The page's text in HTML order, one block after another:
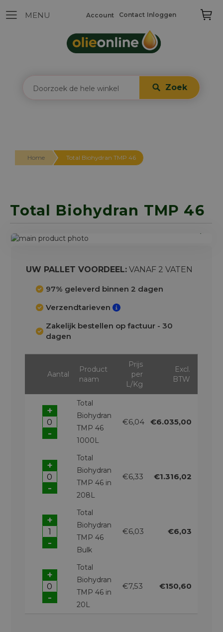
Zoek
Contact Inloggen
Account
Home Total Biohydran TMP 46
Total Biohydran TMP 46
Ga
einde
afbeeldingen-
UW PALLET VOORDEEL: VANAF 2 VATEN
97% geleverd binnen 2 dagen
Verzendtarieven
Zakelijk bestellen op factuur - 30
dagen
Aantal
Product
naam
Prijs
per
L/Kg
Excl.
BTW
-
+
Total
Biohydran
TMP 46
1000L
€6,04 €6.035,00
-
+
Total
Biohydran
TMP 46 in
208L
€6,33 €1.316,02
-
+
Total
Biohydran
TMP 46
Bulk
€6,03 €6,03
-
+
Total
Biohydran
TMP 46 in
20L
€7,53 €150,60